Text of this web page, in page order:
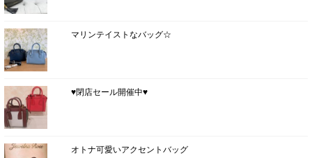
マリンテイストなバッグ☆
♥閉店セール開催中♥
オトナ可愛いアクセントバッグ